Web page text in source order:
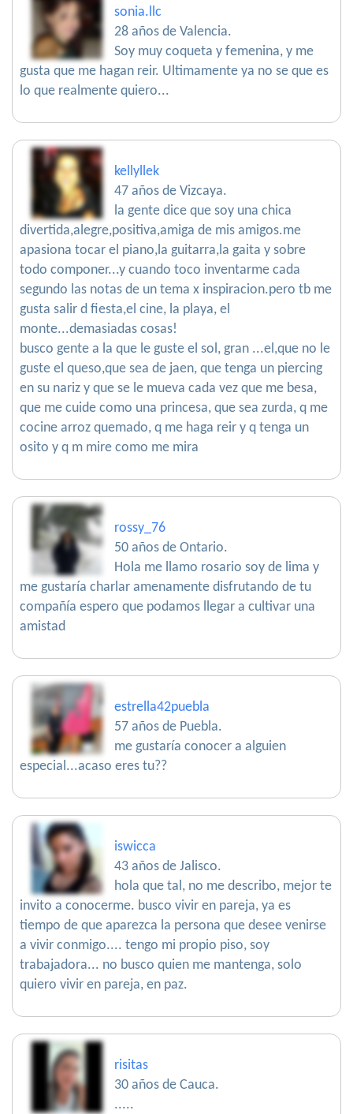
sonia.llc
28 años de Valencia.
Soy muy coqueta y femenina, y me
gusta que me hagan reir. Ultimamente ya no se que es
lo que realmente quiero...
kellyllek
47 años de Vizcaya.
la gente dice que soy una chica
divertida,alegre,positiva,amiga de mis amigos.me
apasiona tocar el piano,la guitarra,la gaita y sobre
todo componer...y cuando toco inventarme cada
segundo las notas de un tema x inspiracion.pero tb me
gusta salir d fiesta,el cine, la playa, el
monte...demasiadas cosas!
busco gente a la que le guste el sol, gran ...el,que no le
guste el queso,que sea de jaen, que tenga un piercing
en su nariz y que se le mueva cada vez que me besa,
que me cuide como una princesa, que sea zurda, q me
cocine arroz quemado, q me haga reir y q tenga un
osito y q m mire como me mira
rossy_76
50 años de Ontario.
Hola me llamo rosario soy de lima y
me gustaría charlar amenamente disfrutando de tu
compañía espero que podamos llegar a cultivar una
amistad
estrella42puebla
57 años de Puebla.
me gustaría conocer a alguien
especial...acaso eres tu??
iswicca
43 años de Jalisco.
hola que tal, no me describo, mejor te
invito a conocerme. busco vivir en pareja, ya es
tiempo de que aparezca la persona que desee venirse
a vivir conmigo.... tengo mi propio piso, soy
trabajadora... no busco quien me mantenga, solo
quiero vivir en pareja, en paz.
risitas
30 años de Cauca.
.....